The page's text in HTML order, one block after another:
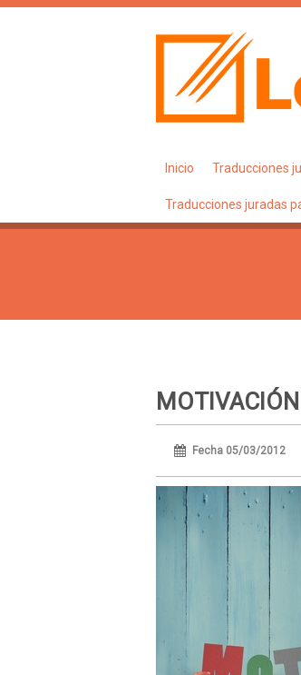
Inicio Traducciones
Traducciones juradas
Fecha 05/03/2012